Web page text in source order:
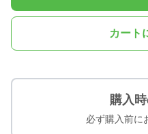
カート
購入
必ず購入前に